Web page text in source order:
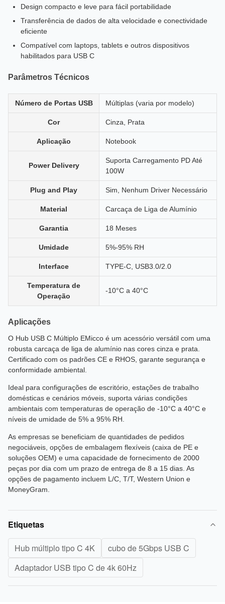
Design compacto e leve para fácil portabilidade
Transferência de dados de alta velocidade e conectividade
eficiente
Compatível com laptops, tablets e outros dispositivos
habilitados para USB C
Parâmetros Técnicos
Número de Portas USB Múltiplas (varia por modelo)
Cor Cinza, Prata
Aplicação Notebook
Power Delivery
Suporta Carregamento PD Até
100W
Plug and Play Sim, Nenhum Driver Necessário
Material Carcaça de Liga de Alumínio
Garantia 18 Meses
Umidade 5%-95% RH
Interface TYPE-C, USB3.0/2.0
Temperatura de
Operação
-10°C a 40°C
Aplicações
O Hub USB C Múltiplo EMicco é um acessório versátil com uma
robusta carcaça de liga de alumínio nas cores cinza e prata.
Certificado com os padrões CE e RHOS, garante segurança e
conformidade ambiental.
Ideal para configurações de escritório, estações de trabalho
domésticas e cenários móveis, suporta várias condições
ambientais com temperaturas de operação de -10°C a 40°C e
níveis de umidade de 5% a 95% RH.
As empresas se beneficiam de quantidades de pedidos
negociáveis, opções de embalagem flexíveis (caixa de PE e
soluções OEM) e uma capacidade de fornecimento de 2000
peças por dia com um prazo de entrega de 8 a 15 dias. As
opções de pagamento incluem L/C, T/T, Western Union e
MoneyGram.
Etiquetas
Hub múltiplo tipo C 4K
cubo de 5Gbps USB C
Adaptador USB tipo C de 4k 60Hz